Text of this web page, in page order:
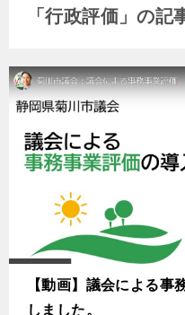
「行政評価」の記
【動画】議会による事
しました。